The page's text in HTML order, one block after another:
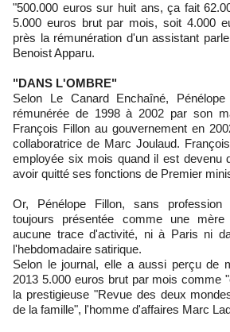
"500.000 euros sur huit ans, ça fait
5.000 euros brut par mois, soit 4.000
près la rémunération d'un assistant
Benoist Apparu.
"DANS L'OMBRE"
Selon Le Canard Enchaîné,
rémunérée de 1998 à 2002 par son
François Fillon au gouvernement en
collaboratrice de Marc Joulaud.
employée six mois quand il est devenu
avoir quitté ses fonctions de Premier
Or, Pénélope Fillon, sans
toujours présentée comme une
aucune trace d'activité, ni à Paris ni
l'hebdomadaire satirique.
Selon le journal, elle a aussi perçu de
2013 5.000 euros brut par mois comme
la prestigieuse "Revue des deux
de la famille", l'homme d'affaires Marc